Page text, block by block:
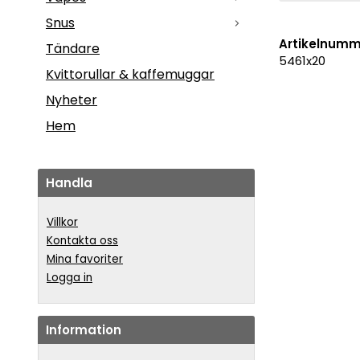
Snus
Tändare
Kvittorullar & kaffemuggar
Nyheter
Hem
Handla
Villkor
Kontakta oss
Mina favoriter
Logga in
Information
5461x20